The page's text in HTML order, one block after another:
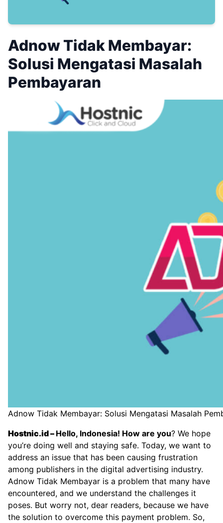
Adnow Tidak Membayar:
Solusi Mengatasi Masalah
Pembayaran
Adnow Tidak Membayar: Solusi Mengatasi Masalah
Hostnic.id– Hello, Indonesia! How are you? We hope
you’re doing well and staying safe. Today, we want to
address an issue that has been causing frustration
among publishers in the digital advertising industry.
Adnow Tidak Membayar is a problem that many have
encountered, and we understand the challenges it
poses. But worry not, dear readers, because we have
the solution to overcome this payment problem. So,